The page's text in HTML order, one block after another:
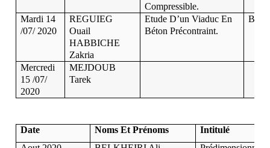
Compressible.
Mardi 14
/07/ 2020
REGUIEG
Ouail
HABBICHE
Zakria
Etude D’un Viaduc En
Béton Précontraint.
B.
Mercredi
15 /07/
2020
MEJDOUB
Tarek
Date Noms Et Prénoms
Intitulé